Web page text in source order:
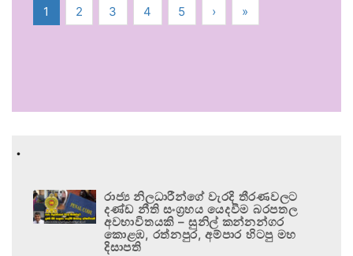
1 2 3 4 5 › »
.
රාජ්‍ය නිලධාරීන්ගේ වැරදි තීරණවලට
දණ්ඩ නීති සංග්‍රහය යෙදවීම බරපතල
අවභාවිතයකි – සුනිල් කන්නන්ගර
කොළඹ, රත්නපුර, අම්පාර හිටපු මහ
දිසාපති